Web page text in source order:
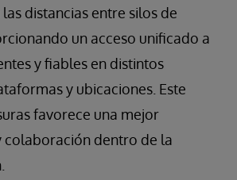
distancias entre silos de
un acceso unificado a
y fiables en distintos
y ubicaciones. Este
favorece una mejor
colaboración dentro de la